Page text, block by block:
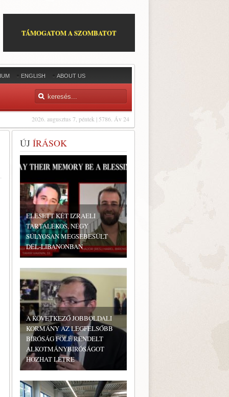
TÁMOGATOM A SZOMBATOT
ENGLISH ABOUT US
2026. augusztus 7, péntek | 5786. Áv 24
ÚJ ÍRÁSOK
ELESETT KÉT IZRAELI
TARTALÉKOS, NÉGY
SÚLYOSAN MEGSEBESÜLT
DÉL-LIBANONBAN
A KÖVETKEZŐ JOBBOLDALI
KORMÁNY AZ LEGFELSŐBB
BÍRÓSÁG FÖLÉ RENDELT
ALKOTMÁNYBÍRÓSÁGOT
HOZHAT LÉTRE